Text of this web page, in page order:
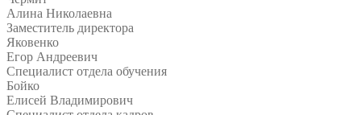
Алина Николаевна
Заместитель директора
Яковенко
Егор Андреевич
Специалист отдела обучения
Бойко
Елисей Владимирович